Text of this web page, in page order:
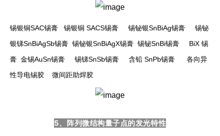
锡银铜SAC锡膏 锡银铜 SACS锡膏 锡铋银SnBiAg锡膏 锡铋
银锑SnBiAgSb锡膏 锡铋银SnBiAgX锡膏 锡铋SnBi锡膏 BiX 锡
膏 金锡AuSn锡膏 锡锑SnSb锡膏 含铅 SnPb锡膏 各向异
性导电锡胶 微间距助焊胶
5、阵列微结构量子点的发光特性